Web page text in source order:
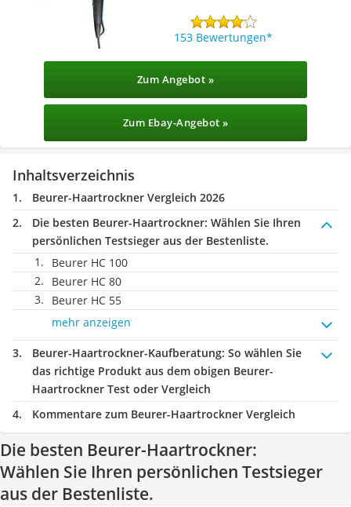
153 Bewertungen
Zum Angebot »
Zum Ebay-Angebot »
Inhaltsverzeichnis
Beurer-Haartrockner Vergleich 2026
Die besten Beurer-Haartrockner: Wählen Sie Ihren
persönlichen Testsieger aus der Bestenliste.
Beurer HC 100
Beurer HC 80
Beurer HC 55
mehr anzeigen
Beurer-Haartrockner-Kaufberatung: So wählen Sie
das richtige Produkt aus dem obigen Beurer-
Haartrockner Test oder Vergleich
Kommentare zum Beurer-Haartrockner Vergleich
Die besten Beurer-Haartrockner:
Wählen Sie Ihren persönlichen Testsieger
aus der Bestenliste.